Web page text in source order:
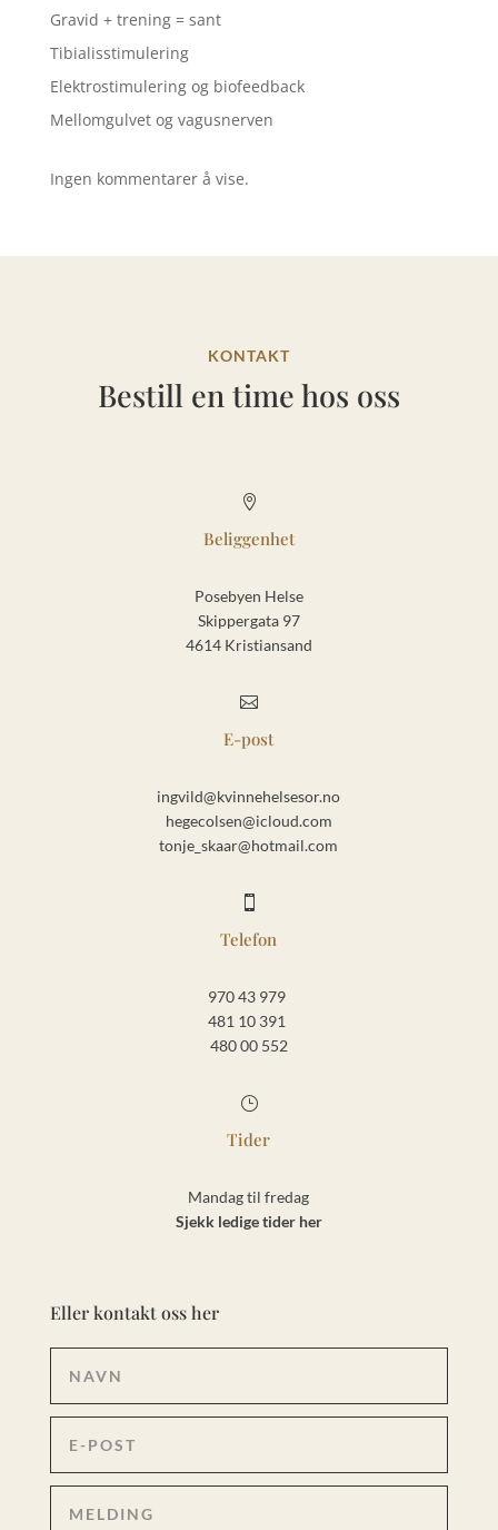
Gravid + trening = sant
Tibialisstimulering
Elektrostimulering og biofeedback
Mellomgulvet og vagusnerven
Ingen kommentarer å vise.
KONTAKT
Bestill en time hos oss

Beliggenhet
Posebyen Helse
Skippergata 97
4614 Kristiansand

E-post
ingvild@kvinnehelsesor.no
hegecolsen@icloud.com
tonje_skaar@hotmail.com

Telefon
970 43 979
481 10 391
480 00 552
}
Tider
Mandag til fredag
Sjekk ledige tider her
Eller kontakt oss her